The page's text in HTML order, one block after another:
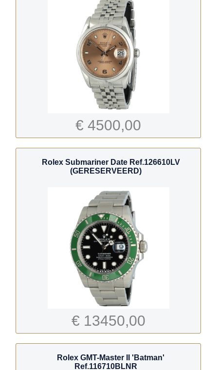
€ 4500,00
Rolex Submariner Date Ref.126610LV
(GERESERVEERD)
€ 13450,00
Rolex GMT-Master II 'Batman'
Ref.116710BLNR